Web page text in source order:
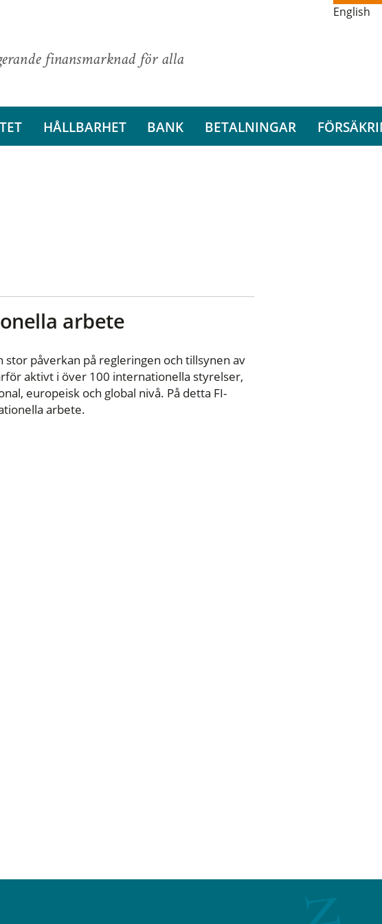
finansmarknad för alla
English
HÅLLBARHET BANK BETALNINGAR
arbete
påverkan på regleringen och tillsynen av
aktivt i över 100 internationella styrelser,
europeisk och global nivå. På detta FI-
arbete.